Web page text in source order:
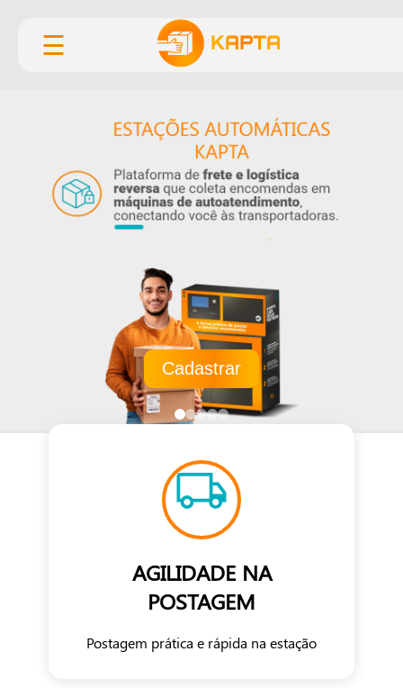
☰
Cadastrar
AGILIDADE NA
POSTAGEM
Postagem prática e rápida na estação